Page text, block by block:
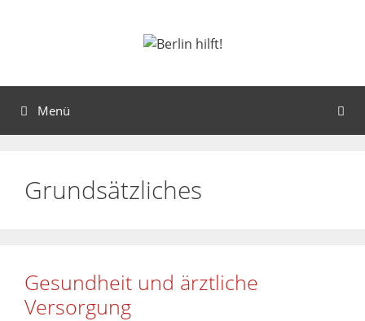
Menü
Grundsätzliches
Gesundheit und ärztliche
Versorgung